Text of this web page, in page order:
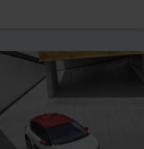
szczególnie, gdy lubi się